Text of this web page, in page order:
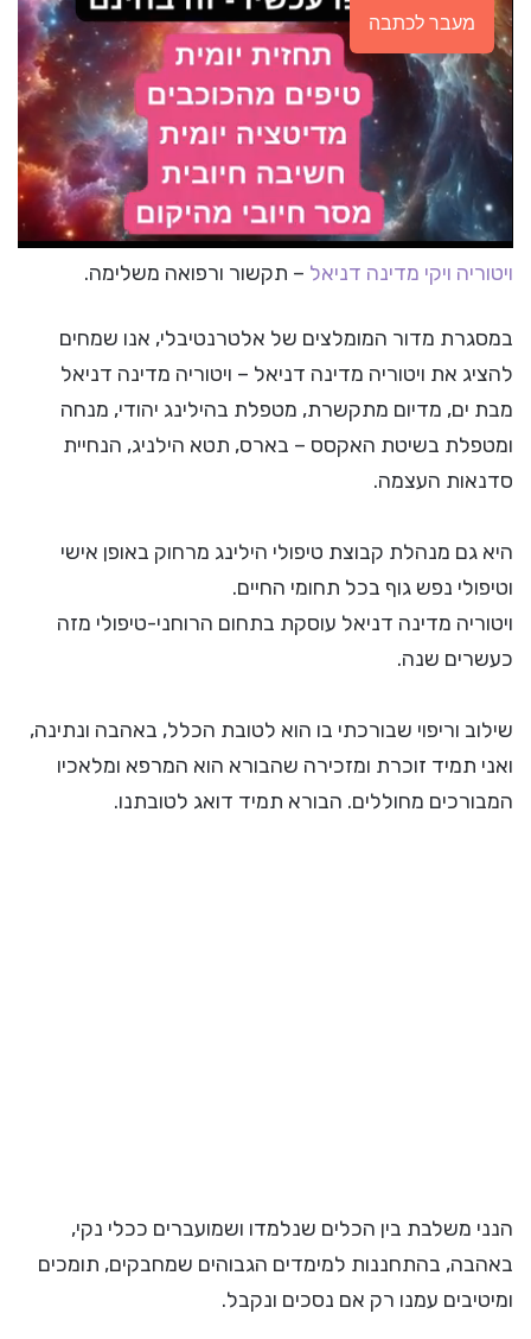
מעבר לכתבה
ויטוריה ויקי מדינה דניאל – תקשור ורפואה משלימה.
במסגרת מדור המומלצים של אלטרנטיבלי, אנו שמחים
להציג את ויטוריה מדינה דניאל – ויטוריה מדינה דניאל
מבת ים, מדיום מתקשרת, מטפלת בהילינג יהודי, מנחה
ומטפלת בשיטת האקסס – בארס, תטא הילניג, הנחיית
סדנאות העצמה.
היא גם מנהלת קבוצת טיפולי הילינג מרחוק באופן אישי
וטיפולי נפש גוף בכל תחומי החיים.
ויטוריה מדינה דניאל עוסקת בתחום הרוחני-טיפולי מזה
כעשרים שנה.
שילוב וריפוי שבורכתי בו הוא לטובת הכלל, באהבה ונתינה,
ואני תמיד זוכרת ומזכירה שהבורא הוא המרפא ומלאכיו
המבורכים מחוללים. הבורא תמיד דואג לטובתנו.
הנני משלבת בין הכלים שנלמדו ושמועברים ככלי נקי,
באהבה, בהתחננות למימדים הגבוהים שמחבקים, תומכים
ומיטיבים עמנו רק אם נסכים ונקבל.